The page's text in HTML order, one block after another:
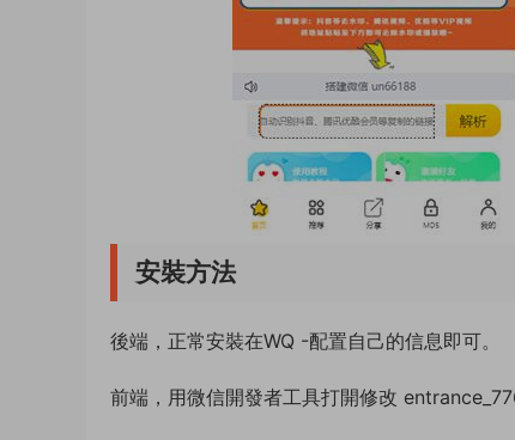
安裝方法
後端，正常安裝在WQ -配置自己的信息即可。
前端，用微信開發者工具打開修改